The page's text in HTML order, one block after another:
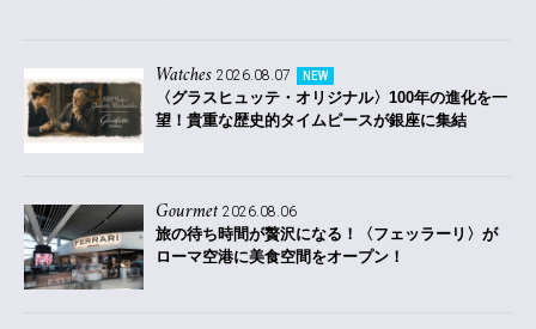
Watches 2026.08.07 NEW
〈グラスヒュッテ・オリジナル〉100年の進化を一
望！貴重な歴史的タイムピースが銀座に集結
Gourmet 2026.08.06
旅の待ち時間が贅沢になる！〈フェッラーリ〉が
ローマ空港に美食空間をオープン！